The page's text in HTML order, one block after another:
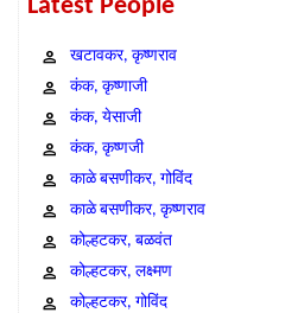
Latest People
खटावकर, कृष्णराव
कंक, कृष्णाजी
कंक, येसाजी
कंक, कृष्णजी
काळे बसणीकर, गोविंद
काळे बसणीकर, कृष्णराव
कोल्हटकर, बळवंत
कोल्हटकर, लक्ष्मण
कोल्हटकर, गोविंद